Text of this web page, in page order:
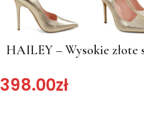
HAILEY – Wysokie
398.00zł